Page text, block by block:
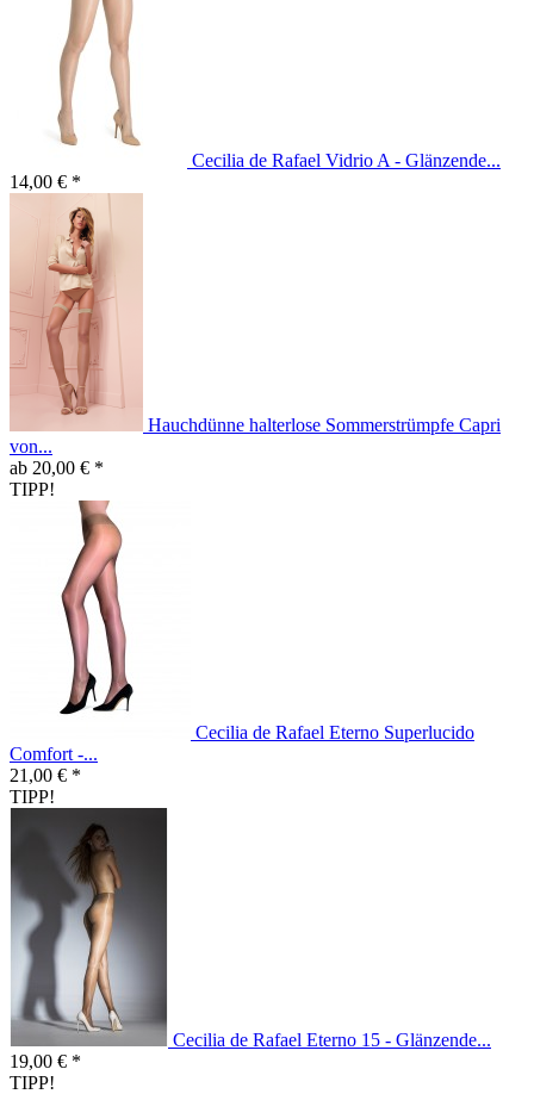
Cecilia de Rafael Vidrio A - Glänzende...
14,00 € *
Hauchdünne halterlose Sommerstrümpfe Capri
von...
ab 20,00 € *
TIPP!
Cecilia de Rafael Eterno Superlucido
Comfort -...
21,00 € *
TIPP!
Cecilia de Rafael Eterno 15 - Glänzende...
19,00 € *
TIPP!